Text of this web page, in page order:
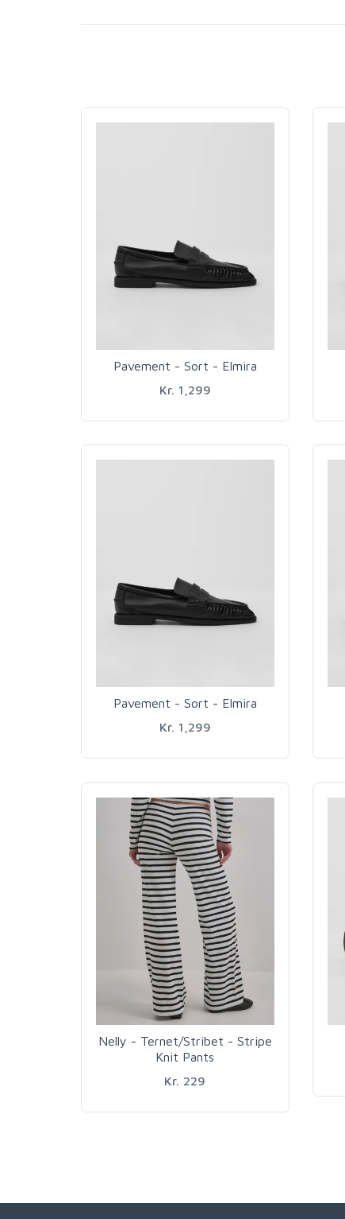
Pavement - Sort - Elmira
Kr. 1,299
Pavement - Sort - Elmira
Kr. 1,299
Nelly - Ternet/Stribet - Stripe
Knit Pants
Kr. 229